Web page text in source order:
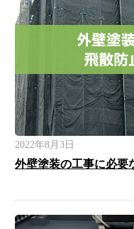
2022年8月3日
外壁塗装の工事に必要